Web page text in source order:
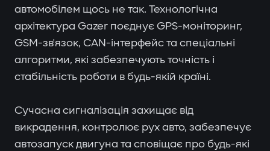
автомобілем щось не так. Технологічна
архітектура Gazer поєднує GPS-моніторинг,
GSM-зв'язок, CAN-інтерфейс та спеціальні
алгоритми, які забезпечують точність і
стабільність роботи в будь-якій країні.
Сучасна сигналізація захищає від
викрадення, контролює рух авто, забезпечує
автозапуск двигуна та сповіщає про будь-які